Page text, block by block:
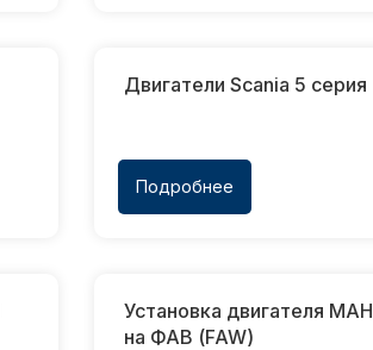
Двигатели Scania 5 серия
Подробнее
Установка двигателя МАН
на ФАВ (FAW)